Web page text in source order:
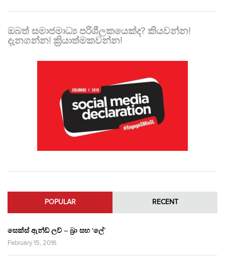
ඔබත් සමාජමාධ්‍ය පරිශීලකයෙක්ද? කියවන්න!
දැනගන්න! ක්‍රියාත්මකවන්න!
POPULAR RECENT
සෙක්ස් ඇන්ඩ් ලව් – බ්‍රා සහ ‘ලේ’
February 15, 2016